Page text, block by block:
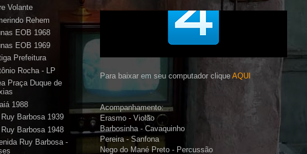
Para baixar em seu computador clique AQUI
Acompanhamento:
Erasmo - Violão
Barbosinha - Cavaquinho
Pereira - Sanfona
Nego do Mané Preto - Percussão
Volante
Rehem
EOB 1968
EOB 1969
Prefeitura
Rocha - LP
Praça Duque de
1988
Barbosa 1939
Barbosa 1948
Ruy Barbosa -